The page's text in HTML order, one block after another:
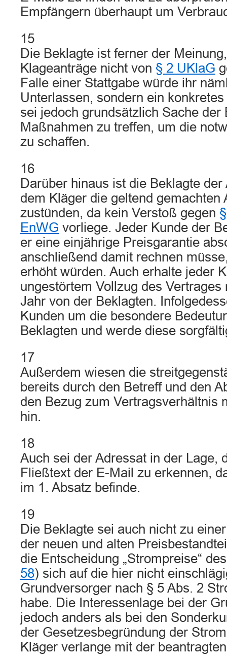
Empfängern überhaupt um
15
Die Beklagte ist ferner der
Klageanträge nicht von § 2 UKlaG
Falle einer Stattgabe würde ihr
Unterlassen, sondern ein
sei jedoch grundsätzlich Sache der
Maßnahmen zu treffen, um die
zu schaffen.
16
Darüber hinaus ist die Beklagte
dem Kläger die geltend gemachten
zustünden, da kein Verstoß gegen
EnWG vorliege. Jeder Kunde der
er eine einjährige Preisgarantie
anschließend damit rechnen
erhöht würden. Auch erhalte jeder
ungestörtem Vollzug des
Jahr von der Beklagten.
Kunden um die besondere
Beklagten und werde diese
17
Außerdem wiesen die
bereits durch den Betreff und den
den Bezug zum Vertragsverhältnis
hin.
18
Auch sei der Adressat in der Lage,
Fließtext der E-Mail zu erkennen,
im 1. Absatz befinde.
19
Die Beklagte sei auch nicht zu
der neuen und alten
die Entscheidung „Strompreise“
58) sich auf die hier nicht
Grundversorger nach § 5 Abs. 2
habe. Die Interessenlage bei der
jedoch anders als bei den
der Gesetzesbegründung der
Kläger verlange mit der